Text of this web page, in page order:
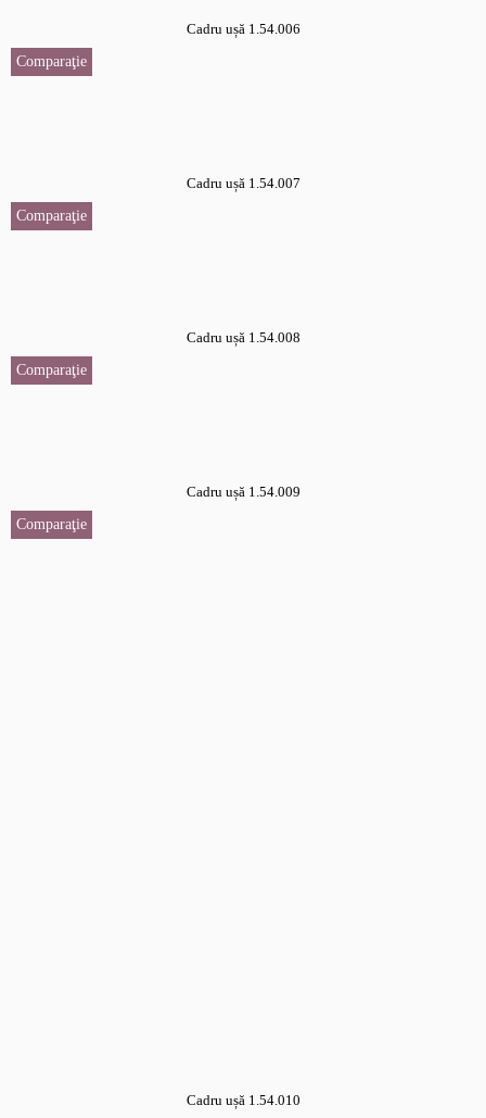
Cadru ușă 1.54.006
Comparaţie
Cadru ușă 1.54.007
Comparaţie
Cadru ușă 1.54.008
Comparaţie
Cadru ușă 1.54.009
Comparaţie
Cadru ușă 1.54.010